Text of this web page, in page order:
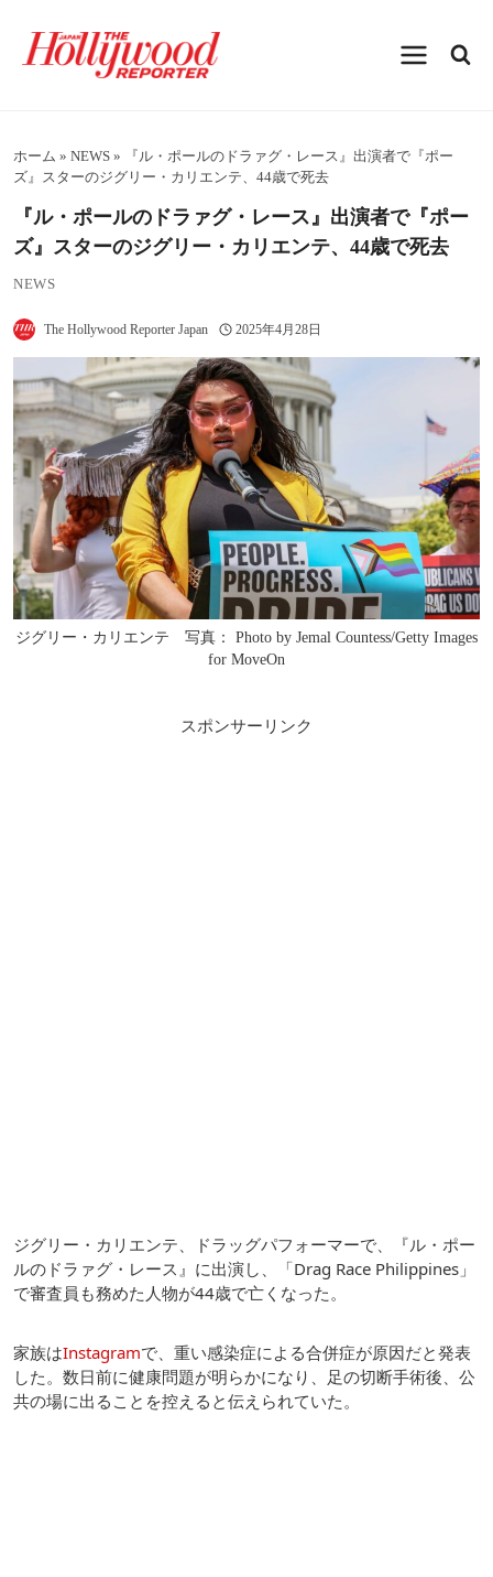
プホーム » NEWS »
『ル・ポールのドラァグ・レース』出演者で『ポー
ズ』スターのジグリー・カリエンテ、44歳で死去
『ル・ポールのドラァグ・レース』出演者で『ポー
ズ』スターのジグリー・カリエンテ、44歳で死去
NEWS
The Hollywood Reporter Japan 2025年4月28日
ジグリー・カリエンテ 写真： Photo by Jemal Countess/Getty Images
for MoveOn
スポンサーリンク
ジグリー・カリエンテ、ドラッグパフォーマーで、『ル・ポー
ルのドラァグ・レース』に出演し、「Drag Race Philippines」
で審査員も務めた人物が44歳で亡くなった。
家族はInstagramで、重い感染症による合併症が原因だと発表
した。数日前に健康問題が明らかになり、足の切断手術後、公
共の場に出ることを控えると伝えられていた。